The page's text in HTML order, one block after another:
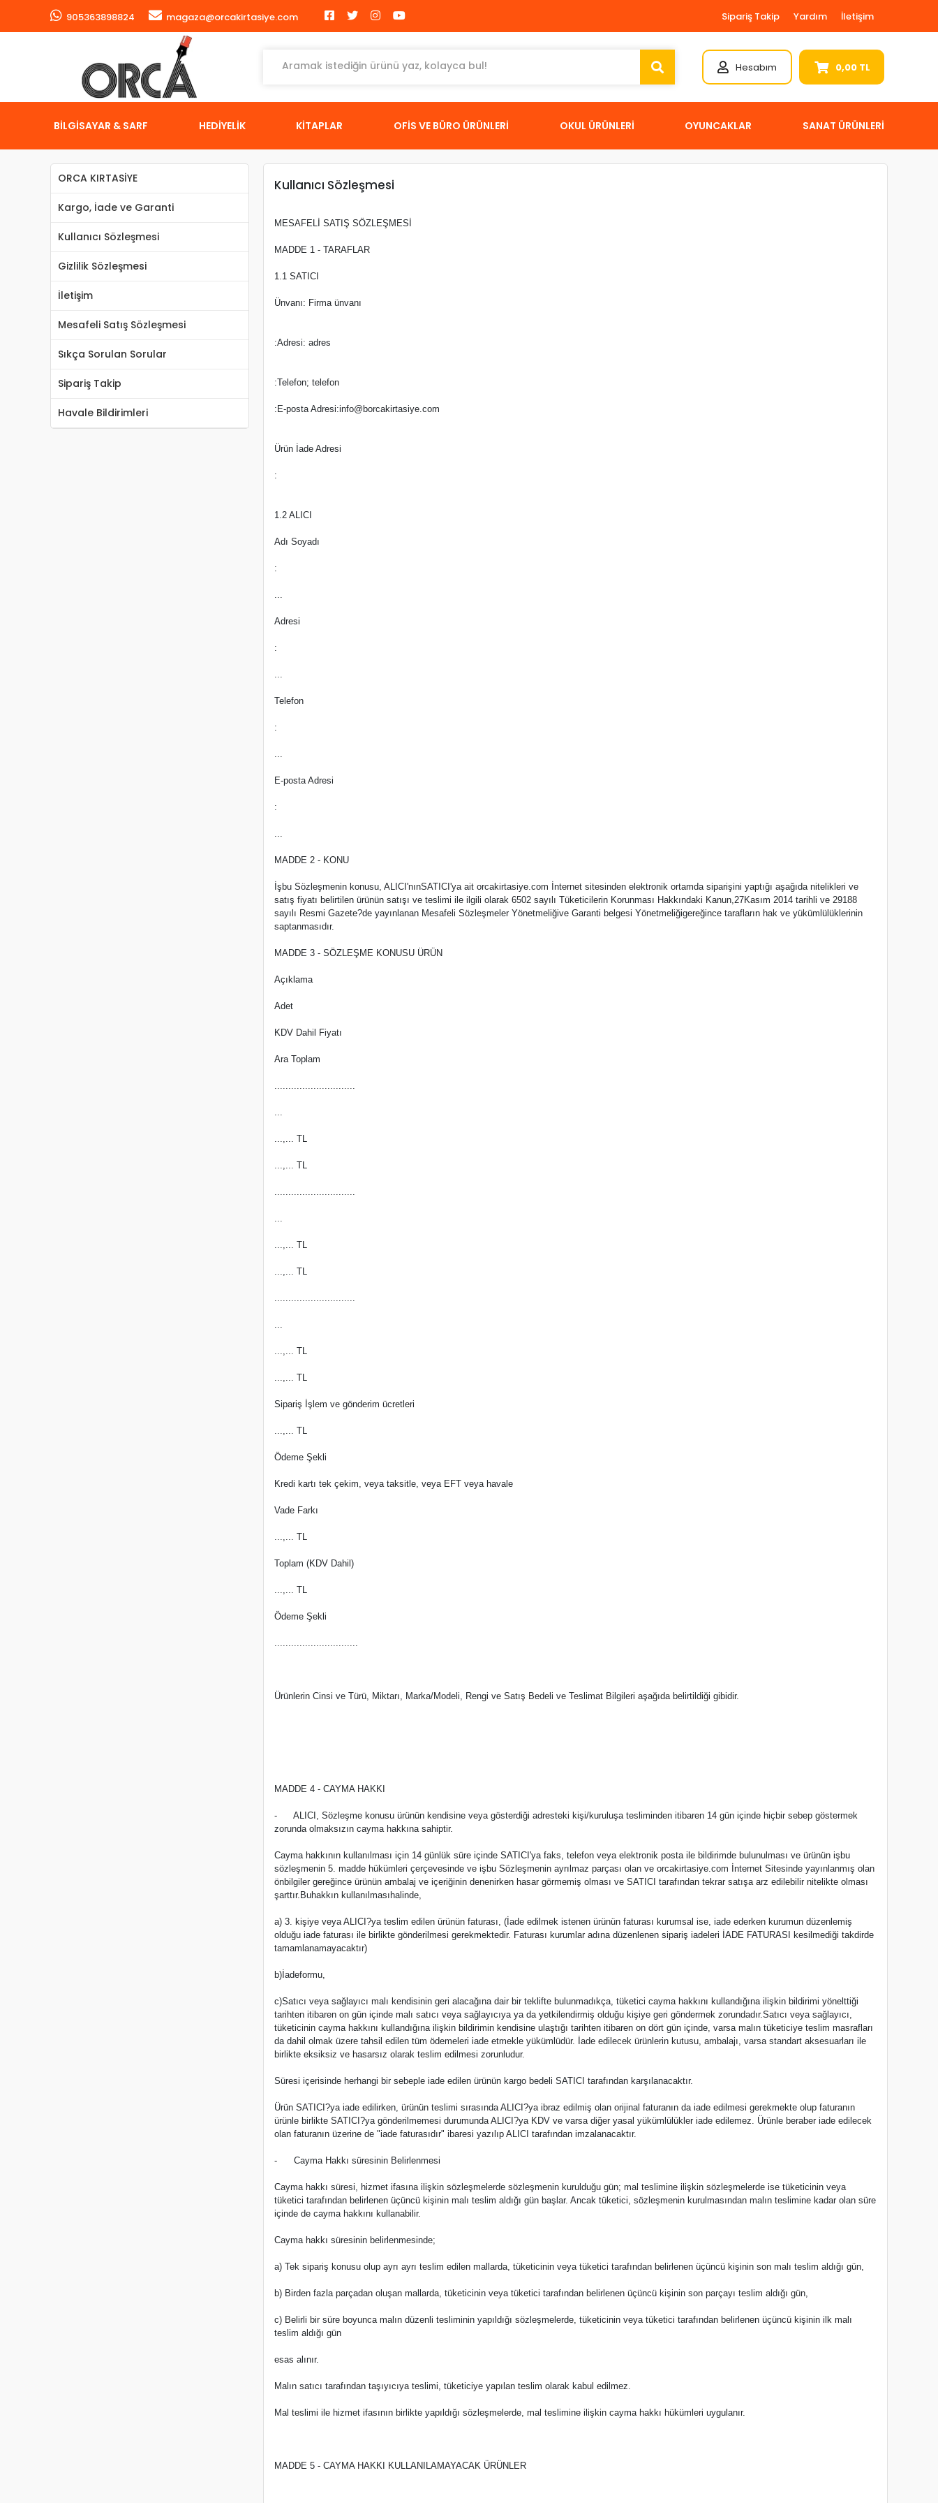
905363898824 magaza@orcakirtasiye.com Sipariş Takip Yardım İletişim
Hesabım 0,00 TL
BİLGİSAYAR & SARF HEDİYELİK KİTAPLAR OFİS VE BÜRO ÜRÜNLERİ OKUL ÜRÜNLERİ OYUNCAKLAR SANAT ÜRÜNLERİ
ORCA KIRTASİYE
Kargo, İade ve Garanti
Kullanıcı Sözleşmesi
Gizlilik Sözleşmesi
İletişim
Mesafeli Satış Sözleşmesi
Sıkça Sorulan Sorular
Sipariş Takip
Havale Bildirimleri
Kullanıcı Sözleşmesi
MESAFELİ SATIŞ SÖZLEŞMESİ
MADDE 1 - TARAFLAR
1.1 SATICI
Ünvanı: Firma ünvanı
:Adresi: adres
:Telefon; telefon
:E-posta Adresi:info@borcakirtasiye.com
Ürün İade Adresi
:
1.2 ALICI
Adı Soyadı
:
...
Adresi
:
...
Telefon
:
...
E-posta Adresi
:
...
MADDE 2 - KONU
İşbu Sözleşmenin konusu, ALICI'nınSATICI'ya ait orcakirtasiye.com İnternet sitesinden elektronik ortamda siparişini yaptığı aşağıda nitelikleri ve
satış fiyatı belirtilen ürünün satışı ve teslimi ile ilgili olarak 6502 sayılı Tüketicilerin Korunması Hakkındaki Kanun,27Kasım 2014 tarihli ve 29188
sayılı Resmi Gazete?de yayınlanan Mesafeli Sözleşmeler Yönetmeliğive Garanti belgesi Yönetmeliğigereğince tarafların hak ve yükümlülüklerinin
saptanmasıdır.
MADDE 3 - SÖZLEŞME KONUSU ÜRÜN
Açıklama
Adet
KDV Dahil Fiyatı
Ara Toplam
.............................
...
...,... TL
...,... TL
.............................
...
...,... TL
...,... TL
.............................
...
...,... TL
...,... TL
Sipariş İşlem ve gönderim ücretleri
...,... TL
Ödeme Şekli
Kredi kartı tek çekim, veya taksitle, veya EFT veya havale
Vade Farkı
...,... TL
Toplam (KDV Dahil)
...,... TL
Ödeme Şekli
..............................
Ürünlerin Cinsi ve Türü, Miktarı, Marka/Modeli, Rengi ve Satış Bedeli ve Teslimat Bilgileri aşağıda belirtildiği gibidir.
MADDE 4 - CAYMA HAKKI
- ALICI, Sözleşme konusu ürünün kendisine veya gösterdiği adresteki kişi/kuruluşa tesliminden itibaren 14 gün içinde hiçbir sebep göstermek
zorunda olmaksızın cayma hakkına sahiptir.
Cayma hakkının kullanılması için 14 günlük süre içinde SATICI'ya faks, telefon veya elektronik posta ile bildirimde bulunulması ve ürünün işbu
sözleşmenin 5. madde hükümleri çerçevesinde ve işbu Sözleşmenin ayrılmaz parçası olan ve orcakirtasiye.com İnternet Sitesinde yayınlanmış olan
önbilgiler gereğince ürünün ambalaj ve içeriğinin denenirken hasar görmemiş olması ve SATICI tarafından tekrar satışa arz edilebilir nitelikte olması
şarttır.Buhakkın kullanılmasıhalinde,
a) 3. kişiye veya ALICI?ya teslim edilen ürünün faturası, (İade edilmek istenen ürünün faturası kurumsal ise, iade ederken kurumun düzenlemiş
olduğu iade faturası ile birlikte gönderilmesi gerekmektedir. Faturası kurumlar adına düzenlenen sipariş iadeleri İADE FATURASI kesilmediği takdirde
tamamlanamayacaktır)
b)İadeformu,
c)Satıcı veya sağlayıcı malı kendisinin geri alacağına dair bir teklifte bulunmadıkça, tüketici cayma hakkını kullandığına ilişkin bildirimi yönelttiği
tarihten itibaren on gün içinde malı satıcı veya sağlayıcıya ya da yetkilendirmiş olduğu kişiye geri göndermek zorundadır.Satıcı veya sağlayıcı,
tüketicinin cayma hakkını kullandığına ilişkin bildirimin kendisine ulaştığı tarihten itibaren on dört gün içinde, varsa malın tüketiciye teslim masrafları
da dahil olmak üzere tahsil edilen tüm ödemeleri iade etmekle yükümlüdür. İade edilecek ürünlerin kutusu, ambalajı, varsa standart aksesuarları ile
birlikte eksiksiz ve hasarsız olarak teslim edilmesi zorunludur.
Süresi içerisinde herhangi bir sebeple iade edilen ürünün kargo bedeli SATICI tarafından karşılanacaktır.
Ürün SATICI?ya iade edilirken, ürünün teslimi sırasında ALICI?ya ibraz edilmiş olan orijinal faturanın da iade edilmesi gerekmekte olup faturanın
ürünle birlikte SATICI?ya gönderilmemesi durumunda ALICI?ya KDV ve varsa diğer yasal yükümlülükler iade edilemez. Ürünle beraber iade edilecek
olan faturanın üzerine de "iade faturasıdır" ibaresi yazılıp ALICI tarafından imzalanacaktır.
- Cayma Hakkı süresinin Belirlenmesi
Cayma hakkı süresi, hizmet ifasına ilişkin sözleşmelerde sözleşmenin kurulduğu gün; mal teslimine ilişkin sözleşmelerde ise tüketicinin veya
tüketici tarafından belirlenen üçüncü kişinin malı teslim aldığı gün başlar. Ancak tüketici, sözleşmenin kurulmasından malın teslimine kadar olan süre
içinde de cayma hakkını kullanabilir.
Cayma hakkı süresinin belirlenmesinde;
a) Tek sipariş konusu olup ayrı ayrı teslim edilen mallarda, tüketicinin veya tüketici tarafından belirlenen üçüncü kişinin son malı teslim aldığı gün,
b) Birden fazla parçadan oluşan mallarda, tüketicinin veya tüketici tarafından belirlenen üçüncü kişinin son parçayı teslim aldığı gün,
c) Belirli bir süre boyunca malın düzenli tesliminin yapıldığı sözleşmelerde, tüketicinin veya tüketici tarafından belirlenen üçüncü kişinin ilk malı
teslim aldığı gün
esas alınır.
Malın satıcı tarafından taşıyıcıya teslimi, tüketiciye yapılan teslim olarak kabul edilmez.
Mal teslimi ile hizmet ifasının birlikte yapıldığı sözleşmelerde, mal teslimine ilişkin cayma hakkı hükümleri uygulanır.
MADDE 5 - CAYMA HAKKI KULLANILAMAYACAK ÜRÜNLER